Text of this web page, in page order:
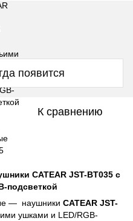
появится
К сравнению
CATEAR JST-BT035 с
подсветкой
— наушники CATEAR JST-
ушками и LED/RGB-